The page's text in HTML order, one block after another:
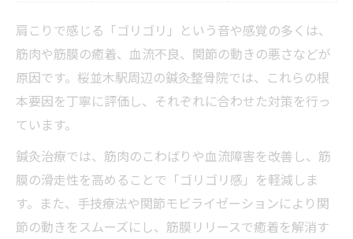
肩こりで感じる「ゴリゴリ」という音や感覚の多くは、
筋肉や筋膜の癒着、血流不良、関節の動きの悪さなどが
原因です。桜並木駅周辺の鍼灸整骨院では、これらの根
本要因を丁寧に評価し、それぞれに合わせた対策を行っ
ています。
鍼灸治療では、筋肉のこわばりや血流障害を改善し、筋
膜の滑走性を高めることで「ゴリゴリ感」を軽減しま
す。また、手技療法や関節モビライゼーションにより関
節の動きをスムーズにし、筋膜リリースで癒着を解消す